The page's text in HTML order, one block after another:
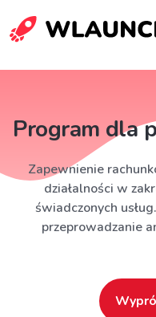
Program dla
Zapewnienie
działalności w
świadczonych
przeprowadzanie